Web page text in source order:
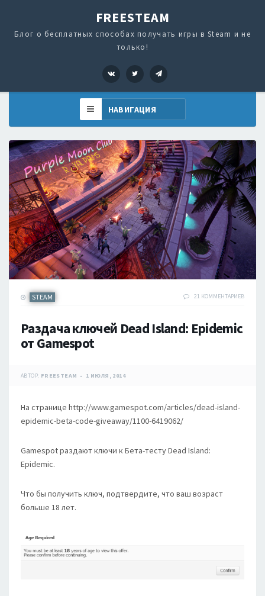
FREESTEAM
Блог о бесплатных способах получать игры в Steam и не
только!
VK Twitter
STEAM 21 КОММЕНТАРИЕВ
Раздача ключей Dead Island: Epidemic
от Gamespot
АВТОР: FREESTEAM 1 ИЮЛЯ, 2014
На странице http://www.gamespot.com/articles/dead-island-
epidemic-beta-code-giveaway/1100-6419062/
Gamespot раздают ключи к Бета-тесту Dead Island:
Epidemic.
Что бы получить ключ, подтвердите, что ваш возраст
больше 18 лет.